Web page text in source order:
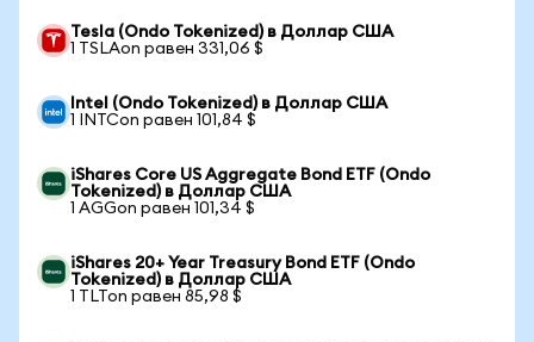
Tesla (Ondo Tokenized) в Доллар США
1 TSLAon равен 331,06 $
Intel (Ondo Tokenized) в Доллар США
1 INTCon равен 101,84 $
iShares Core US Aggregate Bond ETF (Ondo
Tokenized) в Доллар США
1 AGGon равен 101,34 $
iShares 20+ Year Treasury Bond ETF (Ondo
Tokenized) в Доллар США
1 TLTon равен 85,98 $